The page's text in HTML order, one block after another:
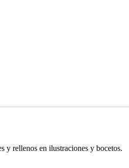
y rellenos en ilustraciones y bocetos.